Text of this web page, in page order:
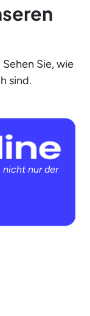
Sie, wie
sind.
nicht nur der